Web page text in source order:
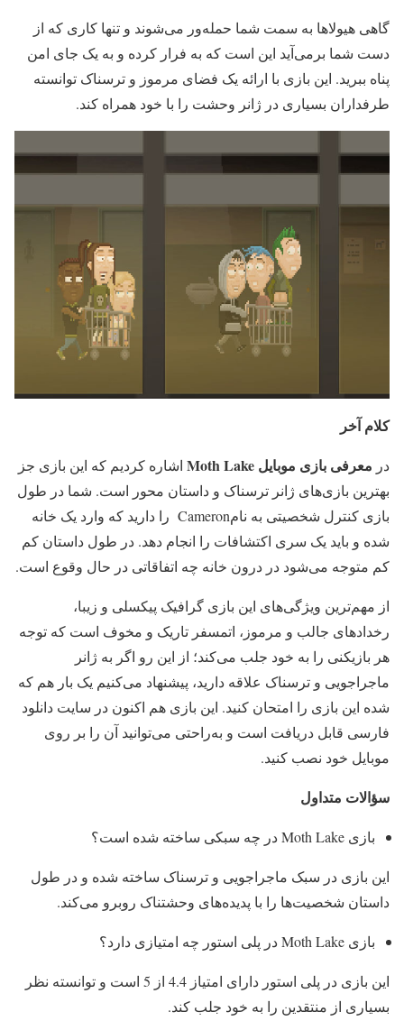
گاهی هیولاها به سمت شما حمله‌ور می‌شوند و تنها کاری که از
دست شما برمی‌آید این است که به فرار کرده و به یک جای امن
پناه ببرید. این بازی با ارائه یک فضای مرموز و ترسناک توانسته
طرفداران بسیاری در ژانر وحشت را با خود همراه کند.
کلام آخر
در معرفی بازی موبایل Moth Lake اشاره کردیم که این بازی جز
بهترین بازی‌های ژانر ترسناک و داستان محور است. شما در طول
بازی کنترل شخصیتی به نامCameron را دارید که وارد یک خانه
شده و باید یک سری اکتشافات را انجام دهد. در طول داستان کم
کم متوجه می‌شود در درون خانه چه اتفاقاتی در حال وقوع است.
از مهم‌ترین ویژگی‌های این بازی گرافیک پیکسلی و زیبا،
رخدادهای جالب و مرموز، اتمسفر تاریک و مخوف است که توجه
هر بازیکنی را به خود جلب می‌کند؛ از این رو اگر به ژانر
ماجراجویی و ترسناک علاقه دارید، پیشنهاد می‌کنیم یک بار هم که
شده این بازی را امتحان کنید. این بازی هم اکنون در سایت دانلود
فارسی قابل دریافت است و به‌راحتی می‌توانید آن را بر روی
موبایل خود نصب کنید.
سؤالات متداول
بازی Moth Lake در چه سبکی ساخته شده است؟
این بازی در سبک ماجراجویی و ترسناک ساخته شده و در طول
داستان شخصیت‌ها را با پدیده‌های وحشتناک روبرو می‌کند.
بازی Moth Lake در پلی استور چه امتیازی دارد؟
این بازی در پلی استور دارای امتیاز 4.4 از 5 است و توانسته نظر
بسیاری از منتقدین را به خود جلب کند.